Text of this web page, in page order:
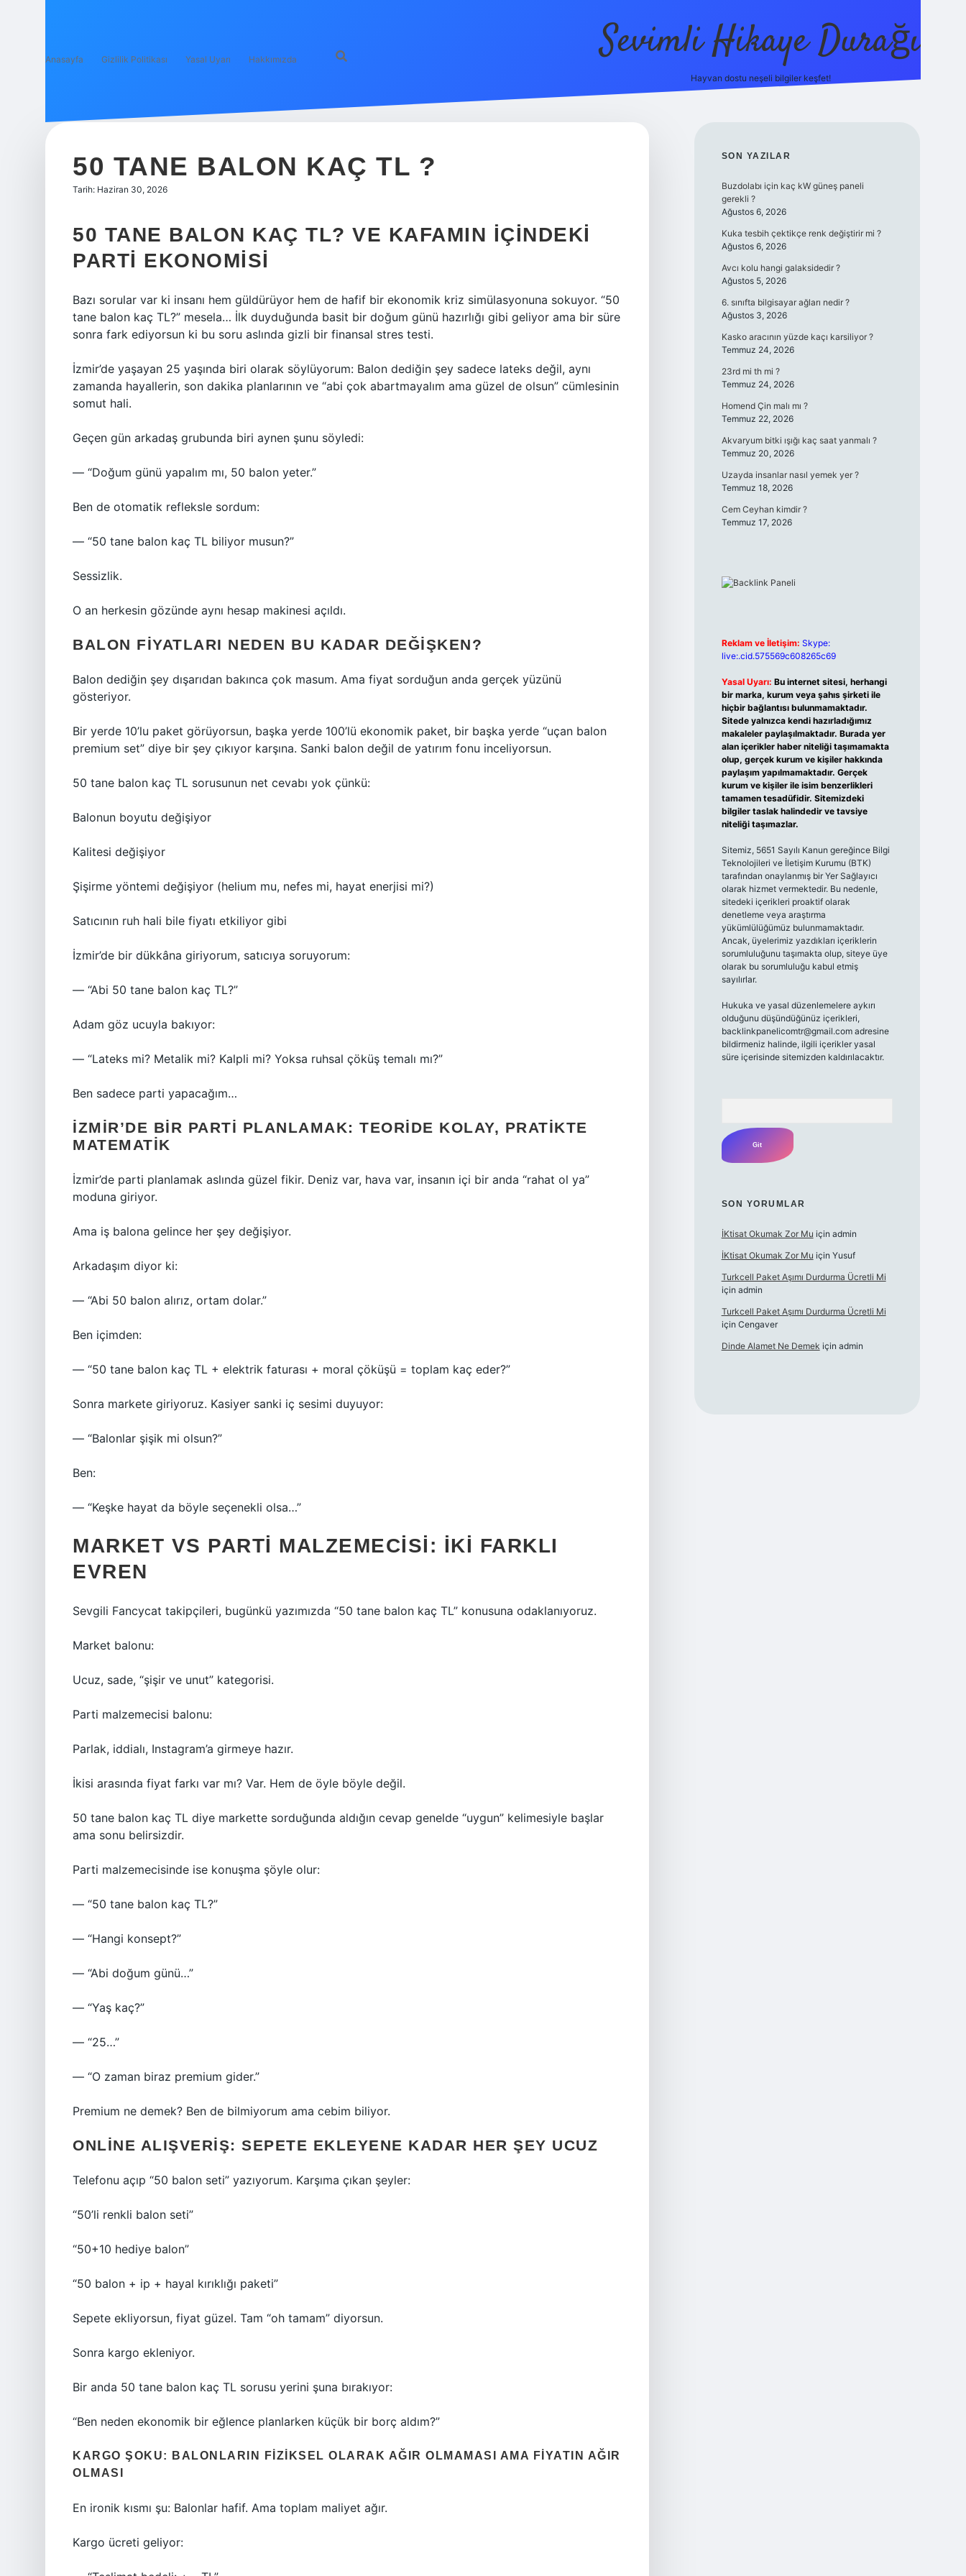
Anasayfa Gizlilik Politikası Yasal Uyarı Hakkımızda Sevimli Hikaye Durağı
Hayvan dostu neşeli bilgiler keşfet!
50 TANE BALON KAÇ TL ?
Tarih: Haziran 30, 2026
50 TANE BALON KAÇ TL? VE KAFAMIN İÇINDEKI
PARTI EKONOMISI
Bazı sorular var ki insanı hem güldürüyor hem de hafif bir ekonomik kriz simülasyonuna sokuyor. “50
tane balon kaç TL?” mesela… İlk duyduğunda basit bir doğum günü hazırlığı gibi geliyor ama bir süre
sonra fark ediyorsun ki bu soru aslında gizli bir finansal stres testi.
İzmir’de yaşayan 25 yaşında biri olarak söylüyorum: Balon dediğin şey sadece lateks değil, aynı
zamanda hayallerin, son dakika planlarının ve “abi çok abartmayalım ama güzel de olsun” cümlesinin
somut hali.
Geçen gün arkadaş grubunda biri aynen şunu söyledi:
— “Doğum günü yapalım mı, 50 balon yeter.”
Ben de otomatik refleksle sordum:
— “50 tane balon kaç TL biliyor musun?”
Sessizlik.
O an herkesin gözünde aynı hesap makinesi açıldı.
BALON FIYATLARI NEDEN BU KADAR DEĞIŞKEN?
Balon dediğin şey dışarıdan bakınca çok masum. Ama fiyat sorduğun anda gerçek yüzünü
gösteriyor.
Bir yerde 10’lu paket görüyorsun, başka yerde 100’lü ekonomik paket, bir başka yerde “uçan balon
premium set” diye bir şey çıkıyor karşına. Sanki balon değil de yatırım fonu inceliyorsun.
50 tane balon kaç TL sorusunun net cevabı yok çünkü:
Balonun boyutu değişiyor
Kalitesi değişiyor
Şişirme yöntemi değişiyor (helium mu, nefes mi, hayat enerjisi mi?)
Satıcının ruh hali bile fiyatı etkiliyor gibi
İzmir’de bir dükkâna giriyorum, satıcıya soruyorum:
— “Abi 50 tane balon kaç TL?”
Adam göz ucuyla bakıyor:
— “Lateks mi? Metalik mi? Kalpli mi? Yoksa ruhsal çöküş temalı mı?”
Ben sadece parti yapacağım…
İZMIR’DE BIR PARTI PLANLAMAK: TEORIDE KOLAY, PRATIKTE
MATEMATIK
İzmir’de parti planlamak aslında güzel fikir. Deniz var, hava var, insanın içi bir anda “rahat ol ya”
moduna giriyor.
Ama iş balona gelince her şey değişiyor.
Arkadaşım diyor ki:
— “Abi 50 balon alırız, ortam dolar.”
Ben içimden:
— “50 tane balon kaç TL + elektrik faturası + moral çöküşü = toplam kaç eder?”
Sonra markete giriyoruz. Kasiyer sanki iç sesimi duyuyor:
— “Balonlar şişik mi olsun?”
Ben:
— “Keşke hayat da böyle seçenekli olsa…”
MARKET VS PARTI MALZEMECISI: İKI FARKLI
EVREN
Sevgili Fancycat takipçileri, bugünkü yazımızda “50 tane balon kaç TL” konusuna odaklanıyoruz.
Market balonu:
Ucuz, sade, “şişir ve unut” kategorisi.
Parti malzemecisi balonu:
Parlak, iddialı, Instagram’a girmeye hazır.
İkisi arasında fiyat farkı var mı? Var. Hem de öyle böyle değil.
50 tane balon kaç TL diye markette sorduğunda aldığın cevap genelde “uygun” kelimesiyle başlar
ama sonu belirsizdir.
Parti malzemecisinde ise konuşma şöyle olur:
— “50 tane balon kaç TL?”
— “Hangi konsept?”
— “Abi doğum günü…”
— “Yaş kaç?”
— “25…”
— “O zaman biraz premium gider.”
Premium ne demek? Ben de bilmiyorum ama cebim biliyor.
ONLINE ALIŞVERIŞ: SEPETE EKLEYENE KADAR HER ŞEY UCUZ
Telefonu açıp “50 balon seti” yazıyorum. Karşıma çıkan şeyler:
“50’li renkli balon seti”
“50+10 hediye balon”
“50 balon + ip + hayal kırıklığı paketi”
Sepete ekliyorsun, fiyat güzel. Tam “oh tamam” diyorsun.
Sonra kargo ekleniyor.
Bir anda 50 tane balon kaç TL sorusu yerini şuna bırakıyor:
“Ben neden ekonomik bir eğlence planlarken küçük bir borç aldım?”
KARGO ŞOKU: BALONLARIN FIZIKSEL OLARAK AĞIR OLMAMASI AMA FIYATIN AĞIR
OLMASI
En ironik kısmı şu: Balonlar hafif. Ama toplam maliyet ağır.
Kargo ücreti geliyor:
SIDEBAR
SON YAZILAR
Buzdolabı için kaç kW güneş paneli
gerekli ?
Ağustos 6, 2026
Kuka tesbih çektikçe renk değiştirir mi ?
Ağustos 6, 2026
Avcı kolu hangi galaksidedir ?
Ağustos 5, 2026
6. sınıfta bilgisayar ağları nedir ?
Ağustos 3, 2026
Kasko aracının yüzde kaçı karsiliyor ?
Temmuz 24, 2026
23rd mi th mi ?
Temmuz 24, 2026
Homend Çin malı mı ?
Temmuz 22, 2026
Akvaryum bitki ışığı kaç saat yanmalı ?
Temmuz 20, 2026
Uzayda insanlar nasıl yemek yer ?
Temmuz 18, 2026
Cem Ceyhan kimdir ?
Temmuz 17, 2026
Reklam ve İletişim: Skype:
live:.cid.575569c608265c69
Yasal Uyarı: Bu internet sitesi, herhangi
bir marka, kurum veya şahıs şirketi ile
hiçbir bağlantısı bulunmamaktadır.
Sitede yalnızca kendi hazırladığımız
makaleler paylaşılmaktadır. Burada yer
alan içerikler haber niteliği taşımamakta
olup, gerçek kurum ve kişiler hakkında
paylaşım yapılmamaktadır. Gerçek
kurum ve kişiler ile isim benzerlikleri
tamamen tesadüfidir. Sitemizdeki
bilgiler taslak halindedir ve tavsiye
niteliği taşımazlar.
Sitemiz, 5651 Sayılı Kanun gereğince Bilgi
Teknolojileri ve İletişim Kurumu (BTK)
tarafından onaylanmış bir Yer Sağlayıcı
olarak hizmet vermektedir. Bu nedenle,
sitedeki içerikleri proaktif olarak
denetleme veya araştırma
yükümlülüğümüz bulunmamaktadır.
Ancak, üyelerimiz yazdıkları içeriklerin
sorumluluğunu taşımakta olup, siteye üye
olarak bu sorumluluğu kabul etmiş
sayılırlar.
Hukuka ve yasal düzenlemelere aykırı
olduğunu düşündüğünüz içerikleri,
backlinkpanelicomtr@gmail.comadresine
bildirmeniz halinde, ilgili içerikler yasal
süre içerisinde sitemizden kaldırılacaktır.
SON YORUMLAR
İKtisat Okumak Zor Mu için admin
İKtisat Okumak Zor Mu için Yusuf
Turkcell Paket Aşımı Durdurma Ücretli Mi
için admin
Turkcell Paket Aşımı Durdurma Ücretli Mi
için Cengaver
Dinde Alamet Ne Demek için admin